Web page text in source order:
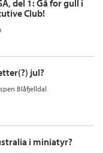
del 1: Gå for gull i
Club!
jul?
Blåfjelldal
i miniatyr?